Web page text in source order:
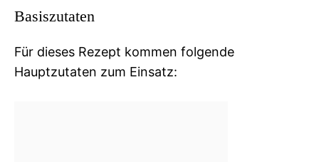
Basiszutaten
Für dieses Rezept kommen folgende
Hauptzutaten zum Einsatz: